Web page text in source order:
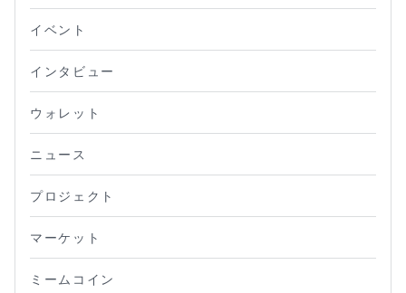
イベント
インタビュー
ウォレット
ニュース
プロジェクト
マーケット
ミームコイン